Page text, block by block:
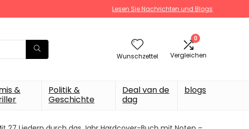
Lesen Sie Nachrichten und Blogs
Wunschzettel
0
Vergleichen
&
Politik &
Geschichte
Deal van de
dag
blogs